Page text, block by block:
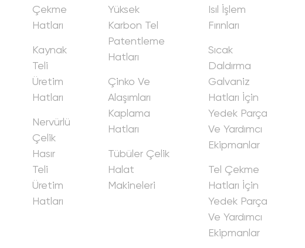
Çekme
Hatları
Kaynak
Teli̇
Üreti̇m
Hatları
Nervürlü
Çeli̇k
Hasır
Teli̇
Üreti̇m
Hatları
Yüksek
Karbon Tel
Patentleme
Hatları
Çi̇nko Ve
Alaşımları
Kaplama
Hatları
Tübüler Çeli̇k
Halat
Maki̇neleri̇
Isıl İşlem
Fırınları
Sıcak
Daldırma
Galvani̇z
Hatları İçi̇n
Yedek Parça
Ve Yardımcı
Eki̇pmanlar
Tel Çekme
Hatları İçi̇n
Yedek Parça
Ve Yardımcı
Eki̇pmanlar